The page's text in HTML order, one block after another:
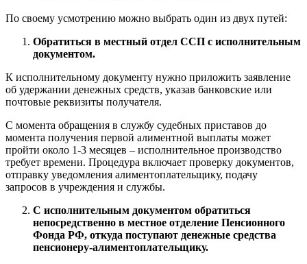
По своему усмотрению можно выбрать один из двух путей:
Обратиться в местный отдел ССП с исполнительным
документом.
К исполнительному документу нужно приложить заявление
об удержании денежных средств, указав банковские или
почтовые реквизиты получателя.
С момента обращения в службу судебных приставов до
момента получения первой алиментной выплаты может
пройти около 1-3 месяцев – исполнительное производство
требует времени. Процедура включает проверку документов,
отправку уведомления алиментоплательщику, подачу
запросов в учреждения и службы.
С исполнительным документом обратиться
непосредственно в местное отделение Пенсионного
Фонда РФ, откуда поступают денежные средства
пенсионеру-алиментоплательщику.